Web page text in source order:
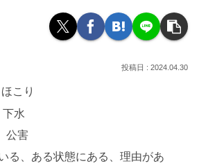
2024.04.30
こり
水
公害
る、ある状態にある、理由があ